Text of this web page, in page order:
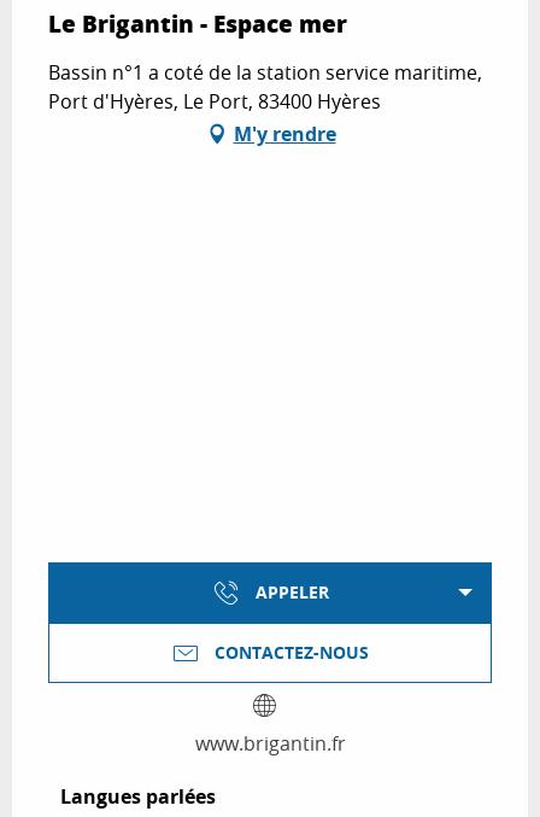
Le Brigantin - Espace mer
Bassin n°1 a coté de la station service maritime,
Port d'Hyères, Le Port, 83400 Hyères
M'y rendre
APPELER
CONTACTEZ-NOUS
www.brigantin.fr
Langues parlées
Langues parlées